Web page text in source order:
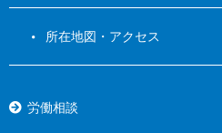
所在地図・アクセス
労働相談